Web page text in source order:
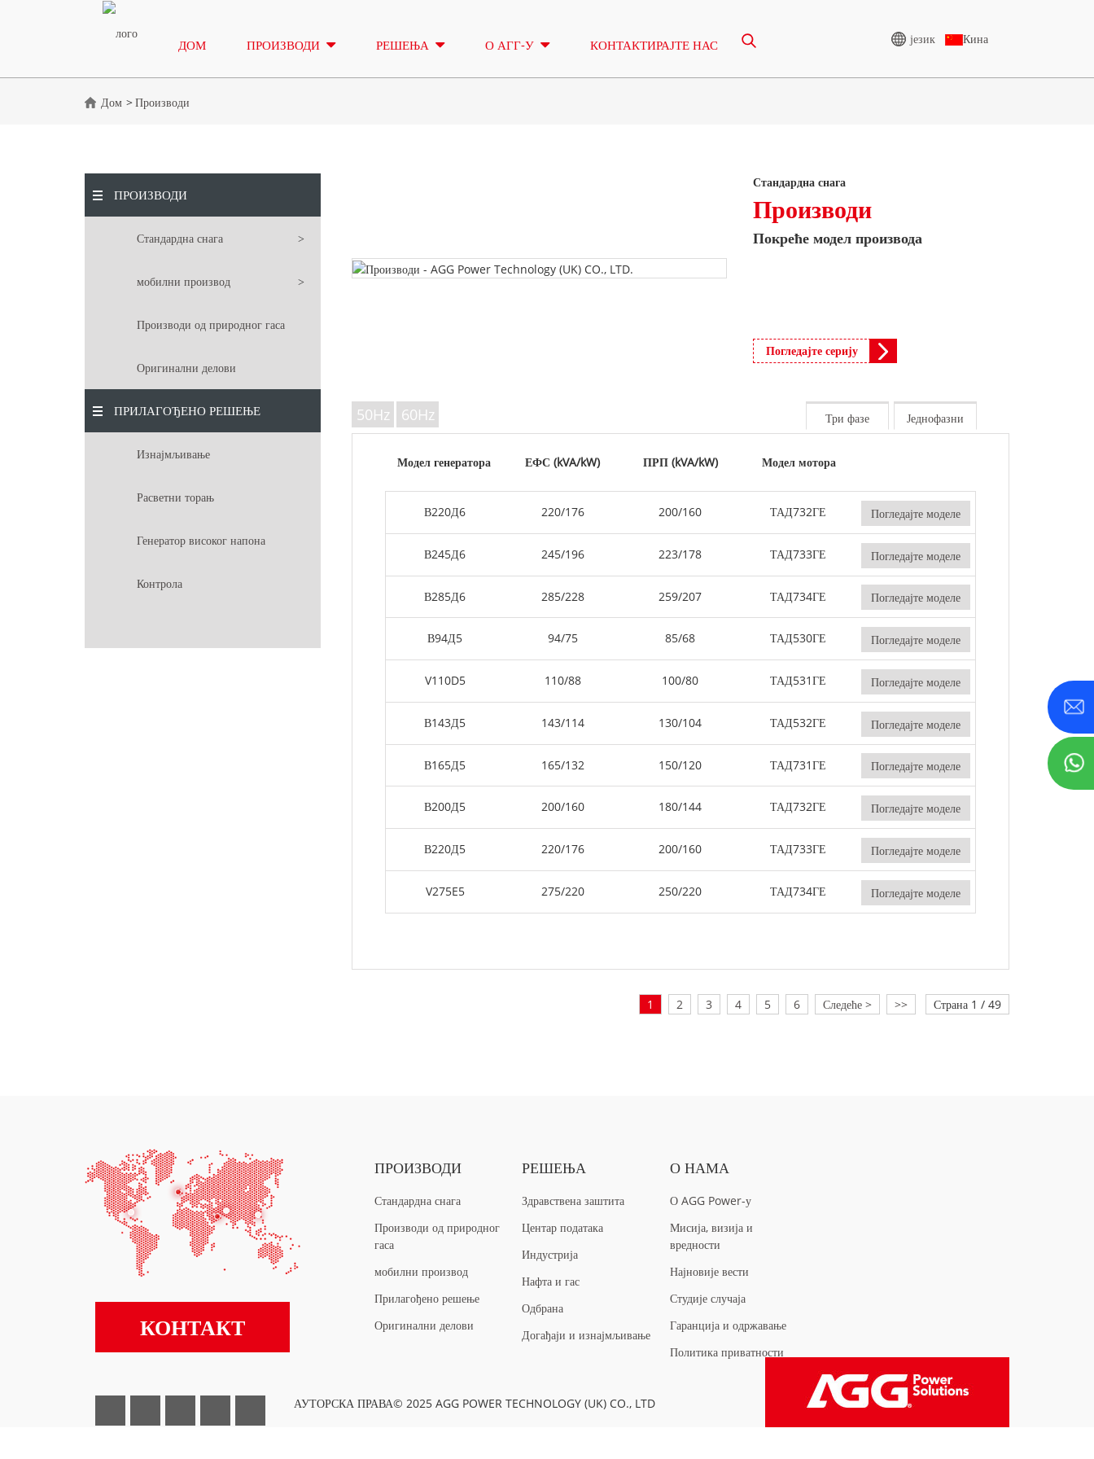
ДОМ ПРОИЗВОДИ
СЕРИЈА А 165-388KVA
CU СЕРИЈА 275-850 KVA
H СЕРИЈА 165-935 KVA
CU СЕРИЈА 825-3438 KVA
P СЕРИЈА 825-1880 KVA
НАПОНА
РЕШЕЊА О АГГ-У КОНТАКТИРАЈТЕ НАС језик Кина
Дом Производи
ПРОИЗВОДИ
Стандардна снага
DE серија 22-250 kVA
К Серија 7-49 kVA
V серија 94-285 kVA
Серија С 275-880kVA
V серија 350-800 kVA
Серија Д 165-935 KVA
P серија 825-1880 kVA
МС серија 715-2500 kVA
мобилни производ
Производи од природног гаса
Оригинални делови
ПРИЛАГОЂЕНО РЕШЕЊЕ
Изнајмљивање
Расветни торањ
Генератор високог напона
Контрола
Стандардна снага
Производи
Покреће модел производа
Погледајте серију
50Hz 60Hz Једнофазни
Три фазе
Модел генератора ЕФС (kVA/kW) ПРП (kVA/kW) Модел мотора
В220Д6 220/176 200/160 ТАД732ГЕ Погледајте моделе
В245Д6 245/196 223/178 ТАД733ГЕ Погледајте моделе
В285Д6 285/228 259/207 ТАД734ГЕ Погледајте моделе
В94Д5 94/75 85/68 ТАД530ГЕ Погледајте моделе
V110D5 110/88 100/80 ТАД531ГЕ Погледајте моделе
В143Д5 143/114 130/104 ТАД532ГЕ Погледајте моделе
В165Д5 165/132 150/120 ТАД731ГЕ Погледајте моделе
В200Д5 200/160 180/144 ТАД732ГЕ Погледајте моделе
В220Д5 220/176 200/160 ТАД733ГЕ Погледајте моделе
V275E5 275/220 250/220 ТАД734ГЕ Погледајте моделе
1 2 3 4 5 6 Следеће > >> Страна 1 / 49
КОНТАКТ
ПРОИЗВОДИ
Стандардна снага
Производи од природног
гаса
мобилни производ
Прилагођено решење
Оригинални делови
РЕШЕЊА
Здравствена заштита
Центар података
Индустрија
Нафта и гас
Одбрана
Догађаји и изнајмљивање
О НАМА
О AGG Power-у
Мисија, визија и
вредности
Најновије вести
Студије случаја
Гаранција и одржавање
Политика приватности
АУТОРСКА ПРАВА© 2025 AGG POWER TECHNOLOGY (UK) CO., LTD